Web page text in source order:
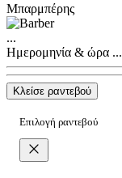
Μπαρμπέρης
...
Ημερομηνία & ώρα ...
Κλείσε ραντεβού
Επιλογή ραντεβού